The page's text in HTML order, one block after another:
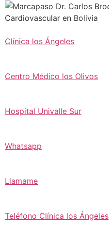
Clínica los Ángeles
Centro Médico los Olivos
Hospital Univalle Sur
Whatsapp
Llamame
Teléfono Clínica los Ángeles